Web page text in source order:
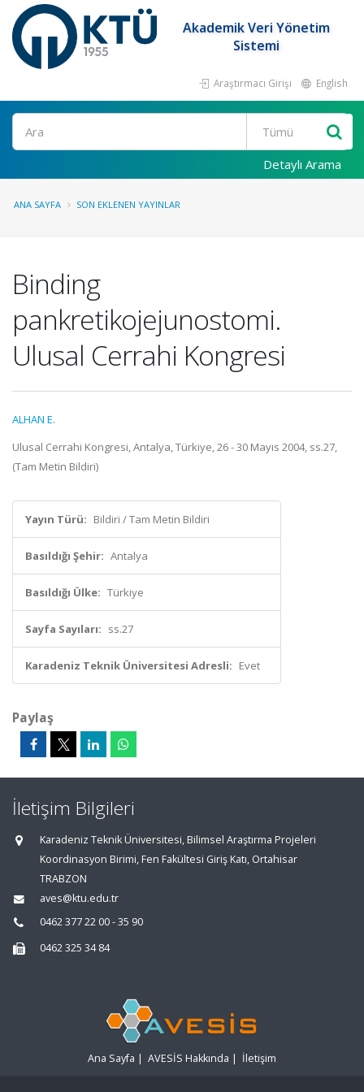
Akademik Veri Yönetim
Sistemi
Araştırmacı Girişi English
Ara
Detaylı Arama
ANA SAYFA SON EKLENEN YAYINLAR
Binding
pankretikojejunostomi.
Ulusal Cerrahi Kongresi
ALHAN E.
Ulusal Cerrahi Kongresi, Antalya, Türkiye, 26 - 30 Mayıs 2004, ss.27,
(Tam Metin Bildiri)
Yayın Türü: Bildiri / Tam Metin Bildiri
Basıldığı Şehir: Antalya
Basıldığı Ülke: Türkiye
Sayfa Sayıları: ss.27
Karadeniz Teknik Üniversitesi Adresli: Evet
Paylaş
İletişim Bilgileri
Karadeniz Teknik Üniversitesi, Bilimsel Araştırma Projeleri
Koordinasyon Birimi, Fen Fakültesi Giriş Katı, Ortahisar
TRABZON
aves@ktu.edu.tr
0462 377 22 00 - 35 90
0462 325 34 84
Ana Sayfa | AVESİS Hakkında | İletişim